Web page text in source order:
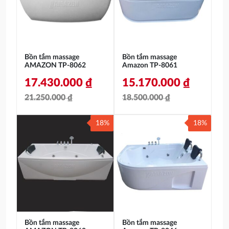
14.510.000 ₫.
13.900.000 ₫.
Bồn tắm massage
AMAZON TP-8062
21.250.000₫
là:
21.250.000 ₫.
17.430.000 ₫
tại
là:
17.430.000 ₫.
Bồn tắm massage
Amazon TP-8061
18.500.000₫
là:
18.500.000 ₫.
15.170.000 ₫
tại
là:
15.170.000 ₫.
Bồn tắm massage
18%
Bồn tắm massage
18%